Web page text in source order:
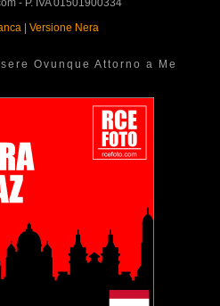
- P. IVA 01501900334
Versione Nera
Ovunque Attorno a Me